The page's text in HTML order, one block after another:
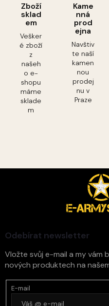
Zboží
sklad
em
Vešker
é zboží
z
našeh
o e-
shopu
máme
sklade
m
Kame
nná
prod
ejna
Navštiv
te naší
kamen
nou
prodej
nu v
Praze
Odebírat newsletter
Vložte svůj e-mail a my vám
nových produktech na
E-mail